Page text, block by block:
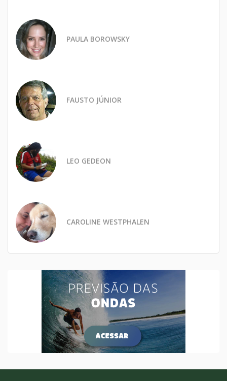
PAULA BOROWSKY
FAUSTO JÚNIOR
LEO GEDEON
CAROLINE WESTPHALEN